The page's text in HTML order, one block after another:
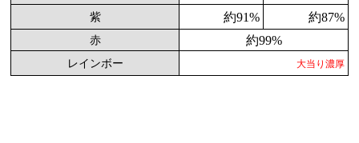
紫 約91% 約87%
赤 約99%
レインボー 大当り濃厚